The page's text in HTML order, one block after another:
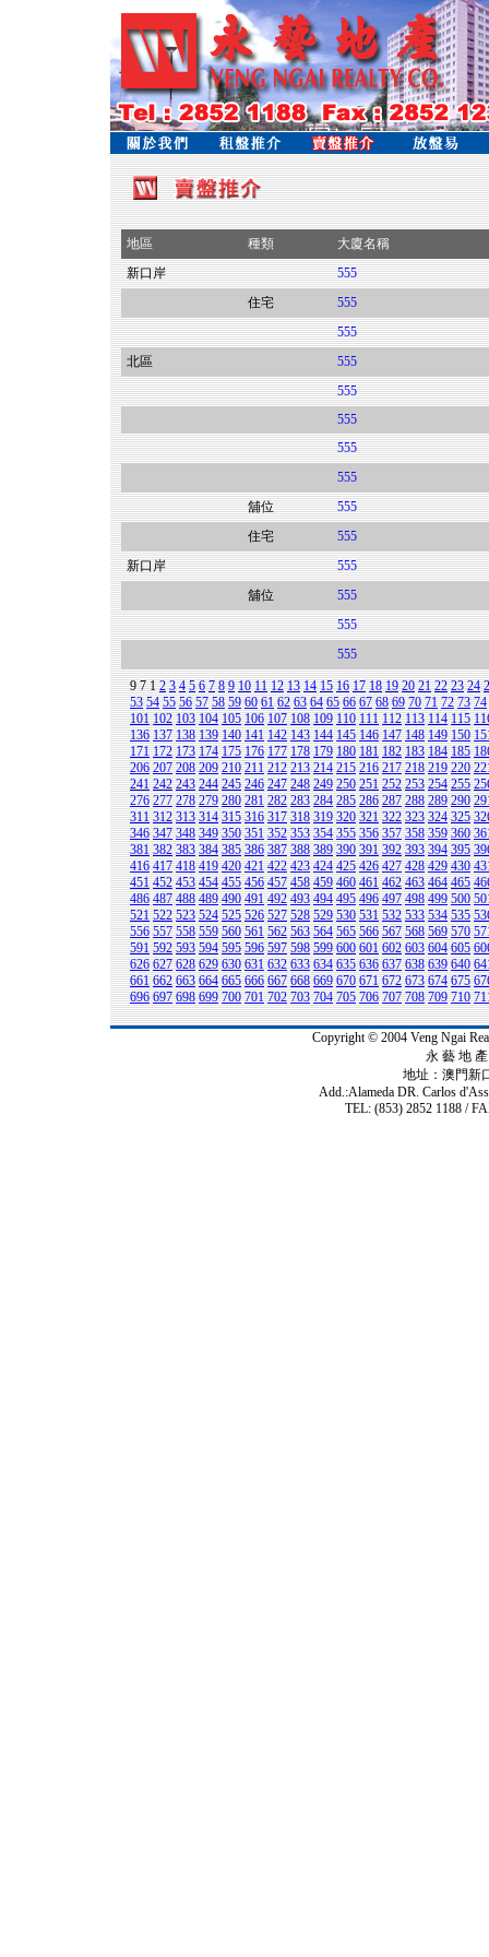
地區 種類
大廈名稱
新口岸
555
住宅
555
555
北區
555
555
555
555
555
舖位
555
住宅
555
新口岸
555
舖位
555
555
555
9 712 3 4 5 6 7 8 9 10 11 12 13 14 15 16 17 18 19 20 21 22 23 24
53 54 55 56 57 58 59 60 61 62 63 64 65 66 67 68 69 70 71 72 73 74
101 102 103 104 105 106 107 108 109 110 111 112 113 114 115
136 137 138 139 140 141 142 143 144 145 146 147 148 149 150
171 172 173 174 175 176 177 178 179 180 181 182 183 184 185
206 207 208 209 210 211 212 213 214 215 216 217 218 219 220
241 242 243 244 245 246 247 248 249 250 251 252 253 254 255
276 277 278 279 280 281 282 283 284 285 286 287 288 289 290
311 312 313 314 315 316 317 318 319 320 321 322 323 324 325
346 347 348 349 350 351 352 353 354 355 356 357 358 359 360
381 382 383 384 385 386 387 388 389 390 391 392 393 394 395
416 417 418 419 420 421 422 423 424 425 426 427 428 429 430
451 452 453 454 455 456 457 458 459 460 461 462 463 464 465
486 487 488 489 490 491 492 493 494 495 496 497 498 499 500
521 522 523 524 525 526 527 528 529 530 531 532 533 534 535
556 557 558 559 560 561 562 563 564 565 566 567 568 569 570
591 592 593 594 595 596 597 598 599 600 601 602 603 604 605
626 627 628 629 630 631 632 633 634 635 636 637 638 639 640
661 662 663 664 665 666 667 668 669 670 671 672 673 674 675
696 697 698 699 700 701 702 703 704 705 706 707 708 709 710
Copyright © 2004 Veng Ngai
永 藝 地
地址：澳門新
Add.:Alameda DR. Carlos
TEL: (853) 2852 1188 /